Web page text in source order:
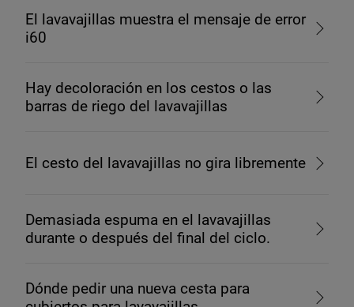
El lavavajillas muestra el mensaje de error
i60
Hay decoloración en los cestos o las
barras de riego del lavavajillas
El cesto del lavavajillas no gira libremente
Demasiada espuma en el lavavajillas
durante o después del final del ciclo.
Dónde pedir una nueva cesta para